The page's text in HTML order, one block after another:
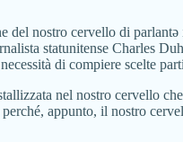
del nostro cervello di
statunitense Charles
di compiere scelte
nel nostro cervello
appunto, il nostro